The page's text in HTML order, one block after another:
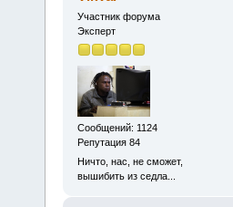
Участник форума
Эксперт
Сообщений: 1124
Репутация 84
Ничто, нас, не сможет,
вышибить из седла...